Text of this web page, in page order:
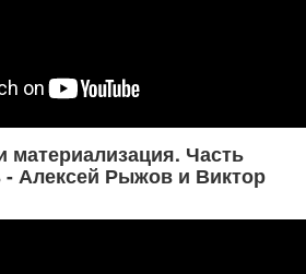
материализация. Часть
Алексей Рыжов и Виктор